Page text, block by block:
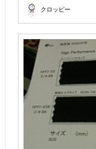
クロッピー